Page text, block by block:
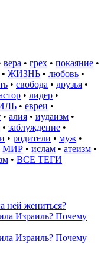
вера • грех • покаяние •
• ЖИЗНЬ • любовь •
• свобода • друзья •
• лидер •
• евреи •
• алия • иудаизм •
• заблуждение •
• родители • муж •
МИР • ислам • атеизм •
• ВСЕ ТЕГИ
ней жениться?
Израиль? Почему
Израиль? Почему